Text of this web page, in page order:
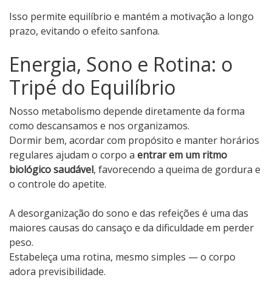
Isso permite equilíbrio e mantém a motivação a longo
prazo, evitando o efeito sanfona.
Energia, Sono e Rotina: o
Tripé do Equilíbrio
Nosso metabolismo depende diretamente da forma
como descansamos e nos organizamos.
Dormir bem, acordar com propósito e manter horários
regulares ajudam o corpo a entrar em um ritmo
biológico saudável, favorecendo a queima de gordura e
o controle do apetite.
A desorganização do sono e das refeições é uma das
maiores causas do cansaço e da dificuldade em perder
peso.
Estabeleça uma rotina, mesmo simples — o corpo
adora previsibilidade.